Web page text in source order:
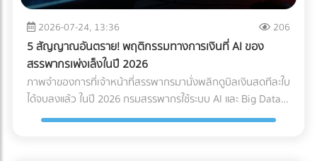
(ระบบบริหารคุณภาพสำหรับเครื่องมือแพทย์) หรือ GDP (Good
Distribution Practice) เพื่อการันตีความมืออาชีพ ระบบติดตาม
แบบ Real-Time (IoT Tracking): ในยุคนี้ การเช็กแค่ว่า "ของถึง
ไหนแล้ว" ไม่พออีกต่อไป ต้องมีเซนเซอร์ IoT ติดไว้กับกล่องสินค้า
เพื่อวัดค่า G-Force (แรงกระแทก), อุณหภูมิ และความเอียง (Tilt)
ตลอดการเดินทาง ซึ่งข้อมูลเหล่านี้สามารถใช้เป็นหลักฐานยืนยัน
ความสมบูรณ์ของสินค้าเมื่อส่งมอบได้ สรุปความคุ้มค่า (ROI):
Page เฉพาะกิจ (Dedicated Landing Page) อย่าส่งลูกค้ากลุ่ม
นี้ไปที่หน้า Home ของเว็บไซต์โรงแรมทั่วไป ให้สร้างหน้า Landing
Page แยกออกมาต่างหากเพื่อขายแพ็กเกจ Long-stay โดย
เฉพาะ หน้านี้ต้องโชว์ภาพห้องทำงานที่สว่าง มีปลั๊กไฟเพียงพอ
และระบุความเร็วอินเทอร์เน็ตอย่างชัดเจน พร้อมปุ่ม Call-to-
Action ที่กระตุ้นให้เกิดการจองตรง (Direct Booking) ทันที 2.
จัดแพ็กเกจ "Ready to Work" เพื่ออัปราคา (Upselling) แทนที่
จะลดราคาห้องพักเพื่อแข่งกับอพาร์ตเมนต์ ให้คุณเพิ่มมูลค่า
2026-07-24, 13:36 206
5 สัญญาณอันตราย! พฤติกรรมทางการเงินที่ AI ของ
สรรพากรเพ่งเล็งในปี 2026
ภาพจำของการที่เจ้าหน้าที่สรรพากรมานั่งพลิกดูบิลเงินสดทีละใบ
ได้จบลงแล้ว ในปี 2026 กรมสรรพากรใช้ระบบ AI และ Big Data
ในการเชื่อมโยงข้อมูลทางการเงินของธุรกิจแบบเรียลไทม์ (Real-